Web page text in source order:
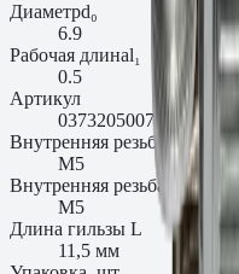
Диаметрd₀
6.9
Рабочая длинаl₁
0.5
Артикул
0373205007AM
Внутренняя резьба D
М5
Внутренняя резьба, мм
M5
Длина гильзы L
11,5 мм